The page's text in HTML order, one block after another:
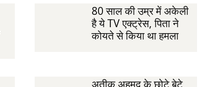
80 साल की उम्र में अकेली
है ये TV एक्ट्रेस, पिता ने
कोयते से किया था हमला